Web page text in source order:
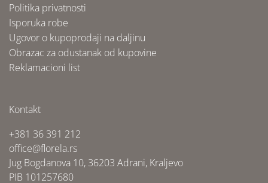
Politika privatnosti
Isporuka robe
Ugovor o kupoprodaji na daljinu
Obrazac za odustanak od kupovine
Reklamacioni list
Kontakt
+381 36 391 212
office@florela.rs
Jug Bogdanova 10, 36203 Adrani, Kraljevo
PIB 101257680